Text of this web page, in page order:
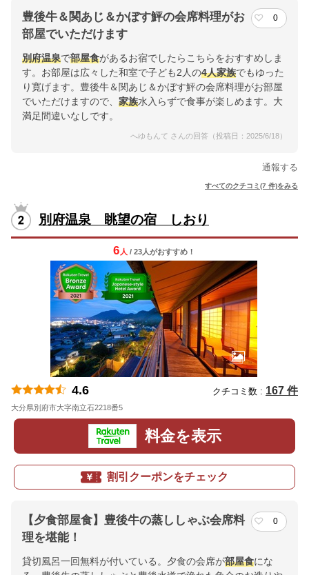
豊後牛＆関あじ＆かぼす鮃の会席料理がお
部屋でいただけます
0
別府温泉で部屋食があるお宿でしたらこちらをおすすめしま
す。お部屋は広々した和室で子ども2人の4人家族でもゆった
り寛げます。豊後牛＆関あじ＆かぼす鮃の会席料理がお部屋
でいただけますので、 家族水入らずで食事が楽しめます。大
満足間違いなしです。
へゆもんて さんの回答（投稿日：2025/6/18）
通報する
すべてのクチコミ(7 件)をみる
別府温泉 眺望の宿 しおり
6 人 / 23人がおすすめ！
4.6 クチコミ数 : 167 件
大分県別府市大字南立石2218番5
料金を表示
割引クーポンをチェック
【夕食部屋食】豊後牛の蒸ししゃぶ会席料
理を堪能！
0
貸切風呂一回無料が付いている。夕食の会席が部屋食にな